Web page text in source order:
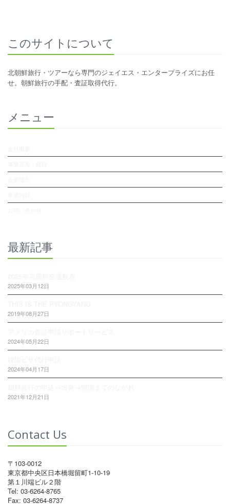
このサイトについて
北朝鮮旅行・ツアーなら専門のジェイエス・エンタープライズにお任
せ。朝鮮旅行の手配・査証取得代行。
メニュー
最新記事
2025年03月12日
2019年08月27日
2024年05月22日
2024年04月17日
2021年12月21日
Contact Us
〒103-0012
東京都中央区日本橋堀留町1-10-19
第１川端ビル２階
Tel: 03-6264-8765
Fax: 03-6264-8737